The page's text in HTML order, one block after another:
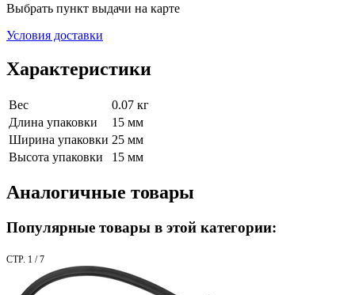
Выбрать пункт выдачи на карте
Условия доставки
Характеристики
Вес
0.07 кг
Длина упаковки
15 мм
Ширина упаковки 25 мм
Высота упаковки
15 мм
Аналогичные товары
Популярные товары в этой категории:
СТР. 1 / 7